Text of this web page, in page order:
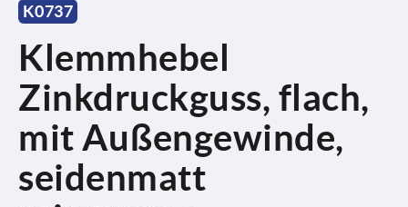
K0737
Klemmhebel
Zinkdruckguss, flach,
mit Außengewinde,
seidenmatt